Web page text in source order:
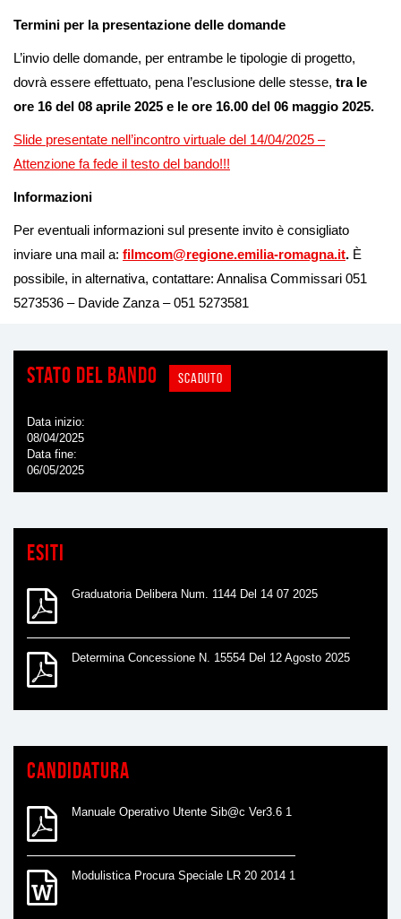
Termini per la presentazione delle domande
L’invio delle domande, per entrambe le tipologie di progetto,
dovrà essere effettuato, pena l’esclusione delle stesse, tra le
ore 16 del 08 aprile 2025 e le ore 16.00 del 06 maggio 2025.
Slide presentate nell’incontro virtuale del 14/04/2025 –
Attenzione fa fede il testo del bando!!!
Informazioni
Per eventuali informazioni sul presente invito è consigliato
inviare una mail a: filmcom@regione.emilia-romagna.it. È
possibile, in alternativa, contattare: Annalisa Commissari 051
5273536 – Davide Zanza – 051 5273581
Stato del bando SCADUTO
Data inizio
08/04/2025
Data fine
06/05/2025
Esiti
Graduatoria Delibera Num. 1144 Del 14 07 2025
Determina Concessione N. 15554 Del 12 Agosto 2025
Candidatura
Manuale Operativo Utente Sib@c Ver3.6 1
Modulistica Procura Speciale LR 20 2014 1